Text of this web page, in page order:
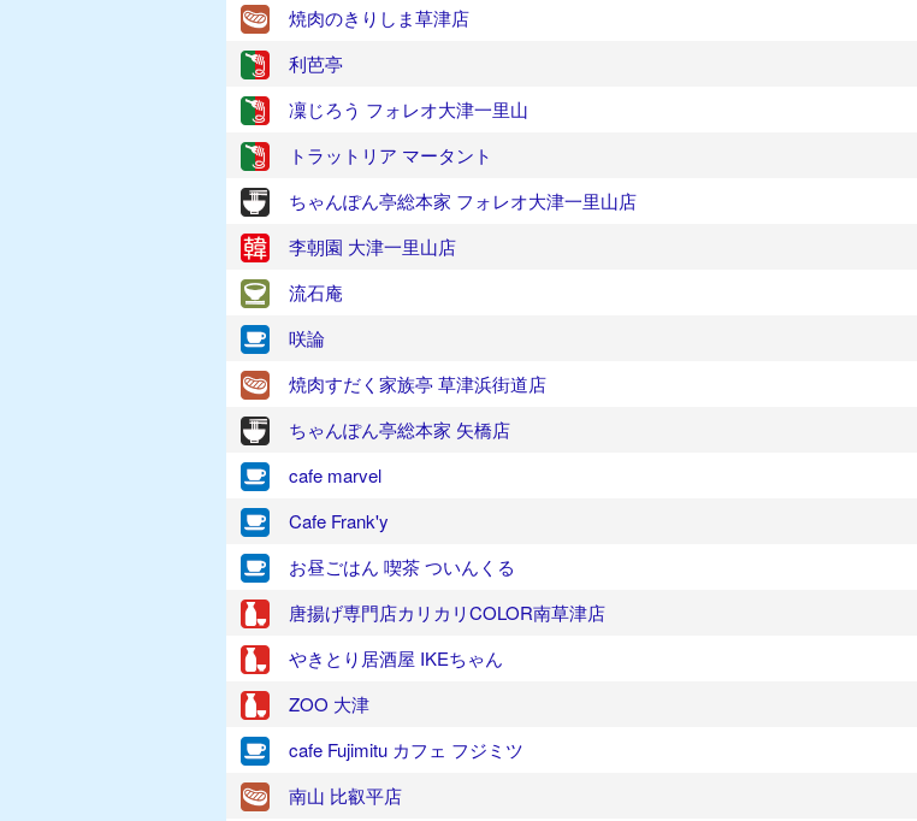
焼肉のきりしま草津店
利芭亭
凜じろう フォレオ大津一里山
トラットリア マータント
ちゃんぽん亭総本家 フォレオ大津一里山店
李朝園 大津一里山店
流石庵
咲論
焼肉すだく家族亭 草津浜街道店
ちゃんぽん亭総本家 矢橋店
cafe marvel
Cafe Frank'y
お昼ごはん 喫茶 ついんくる
唐揚げ専門店カリカリCOLOR南草津店
やきとり居酒屋 IKEちゃん
ZOO 大津
cafe Fujimitu カフェ フジミツ
南山 比叡平店